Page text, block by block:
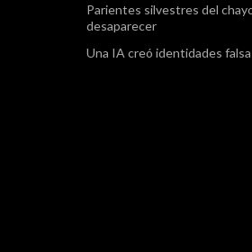
Parientes silvestres del
desaparecer
Una IA creó identidades